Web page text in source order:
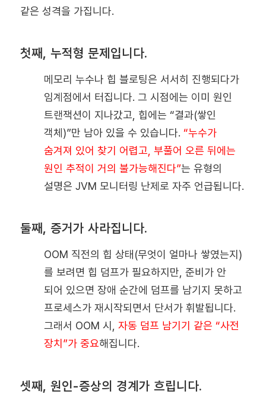
같은 성격을 가집니다.
첫째, 누적형 문제입니다.
메모리 누수나 힙 블로팅은 서서히 진행되다가
임계점에서 터집니다. 그 시점에는 이미 원인
트랜잭션이 지나갔고, 힙에는 “결과(쌓인
객체)”만 남아 있을 수 있습니다. “누수가
숨겨져 있어 찾기 어렵고, 부풀어 오른 뒤에는
원인 추적이 거의 불가능해진다”는 유형의
설명은 JVM 모니터링 난제로 자주 언급됩니다.
둘째, 증거가 사라집니다.
OOM 직전의 힙 상태(무엇이 얼마나 쌓였는지)
를 보려면 힙 덤프가 필요하지만, 준비가 안
되어 있으면 장애 순간에 덤프를 남기지 못하고
프로세스가 재시작되면서 단서가 휘발됩니다.
그래서 OOM 시, 자동 덤프 남기기 같은 “사전
장치”가 중요해집니다.
셋째, 원인-증상의 경계가 흐립니다.